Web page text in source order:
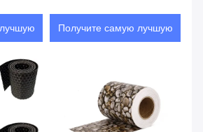
Получите самую лучшую